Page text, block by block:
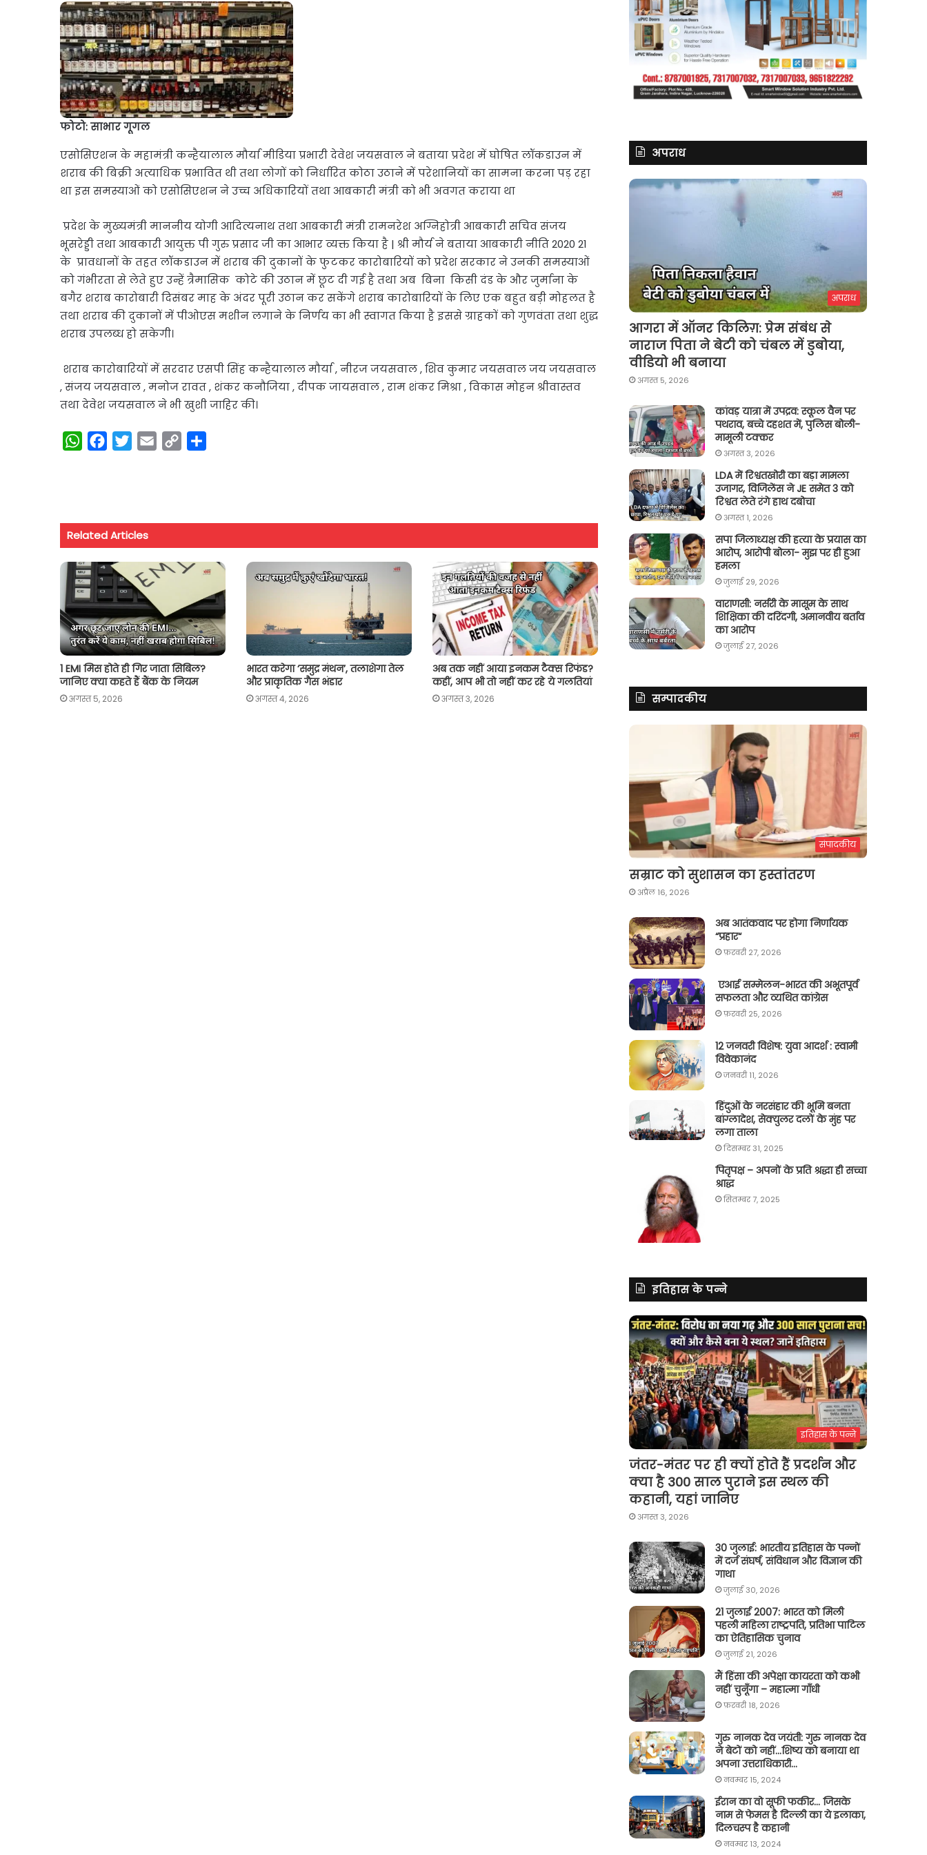
फोटो: साभार गूगल
एसोसिएशन के महामंत्री कन्हैयालाल मौर्या मीडिया प्रभारी देवेश जयसवाल ने बताया प्रदेश में घोषित लॉकडाउन में
शराब की बिक्री अत्याधिक प्रभावित थी तथा लोगों को निर्धारित कोठा उठाने में परेशानियों का सामना करना पड़ रहा
था इस समस्याओं को एसोसिएशन ने उच्च अधिकारियों तथा आबकारी मंत्री को भी अवगत कराया था
प्रदेश के मुख्यमंत्री माननीय योगी आदित्यनाथ तथा आबकारी मंत्री रामनरेश अग्निहोत्री आबकारी सचिव संजय
भूसरेड्डी तथा आबकारी आयुक्त पी गुरु प्रसाद जी का आभार व्यक्त किया है | श्री मौर्य ने बताया आबकारी नीति 2020 21
के प्रावधानों के तहत लॉकडाउन में शराब की दुकानों के फुटकर कारोबारियों को प्रदेश सरकार ने उनकी समस्याओं
को गंभीरता से लेते हुए उन्हें त्रैमासिक कोटे की उठान में छूट दी गई है तथा अब बिना किसी दंड के और जुर्माना के
बगैर शराब कारोबारी दिसंबर माह के अंदर पूरी उठान कर सकेंगे शराब कारोबारियों के लिए एक बहुत बड़ी मोहलत है
तथा शराब की दुकानों में पीओएस मशीन लगाने के निर्णय का भी स्वागत किया है इससे ग्राहकों को गुणवंता तथा शुद्ध
शराब उपलब्ध हो सकेगी।
शराब कारोबारियों में सरदार एसपी सिंह कन्हैयालाल मौर्या , नीरज जयसवाल , शिव कुमार जयसवाल जय जयसवाल
, संजय जयसवाल , मनोज रावत , शंकर कनौजिया , दीपक जायसवाल , राम शंकर मिश्रा , विकास मोहन श्रीवास्तव
तथा देवेश जयसवाल ने भी खुशी जाहिर की।
W
A
p
o
k
e
k
Related Articles
1 EMI मिस होते ही गिर जाता सिबिल?
जानिए क्या कहते हैं बैंक के नियम
अगस्त 5, 2026
भारत करेगा ‘समुद्र मंथन’, तलाशेगा तेल
और प्राकृतिक गैस भंडार
अगस्त 4, 2026
अब तक नहीं आया इनकम टैक्स रिफंड?
कहीं, आप भी तो नहीं कर रहे ये गलतियां
अगस्त 3, 2026
अपराध
अपराध
आगरा में ऑनर किलिग़: प्रेम संबंध से
नाराज पिता ने बेटी को चंबल में डुबोया,
वीडियो भी बनाया
अगस्त 5, 2026
कांवड़ यात्रा में उपद्रव: स्कूल वैन पर
पथराव, बच्चे दहशत में, पुलिस बोली-
मामूली टक्कर
अगस्त 3, 2026
LDA में रिश्वतखोरी का बड़ा मामला
उजागर, विजिलेंस ने JE समेत 3 को
रिश्वत लेते रंगे हाथ दबोचा
अगस्त 1, 2026
सपा जिलाध्यक्ष की हत्या के प्रयास का
आरोप, आरोपी बोला- मुझ पर ही हुआ
हमला
जुलाई 29, 2026
वाराणसी: नर्सरी के मासूम के साथ
शिक्षिका की दरिंदगी, अमानवीय बर्ताव
का आरोप
जुलाई 27, 2026
सम्पादकीय
संपादकीय
सम्राट को सुशासन का हस्तांतरण
अप्रैल 16, 2026
अब आतंकवाद पर होगा निर्णायक
“प्रहार“
फ़रवरी 27, 2026
एआई सम्मेलन-भारत की अभूतपूर्व
सफलता और व्यथित कांग्रेस
फ़रवरी 25, 2026
12 जनवरी विशेष: युवा आदर्श : स्वामी
विवेकानंद
जनवरी 11, 2026
हिंदुओं के नरसंहार की भूमि बनता
बांग्लादेश, सेक्युलर दलों के मुंह पर
लगा ताला
दिसम्बर 31, 2025
पितृपक्ष – अपनों के प्रति श्रद्धा ही सच्चा
श्राद्ध
सितम्बर 7, 2025
इतिहास के पन्ने
इतिहास के पन्ने
जंतर-मंतर पर ही क्यों होते हैं प्रदर्शन और
क्या है 300 साल पुराने इस स्थल की
कहानी, यहां जानिए
अगस्त 3, 2026
30 जुलाई: भारतीय इतिहास के पन्नों
में दर्ज संघर्ष, संविधान और विज्ञान की
गाथा
जुलाई 30, 2026
21 जुलाई 2007: भारत को मिली
पहली महिला राष्ट्रपति, प्रतिभा पाटिल
का ऐतिहासिक चुनाव
जुलाई 21, 2026
मैं हिंसा की अपेक्षा कायरता को कभी
नहीं चुनूँगा – महात्मा गाँधी
फ़रवरी 18, 2026
गुरु नानक देव जयंती: गुरु नानक देव
ने बेटों को नहीं…शिष्य को बनाया था
अपना उत्तराधिकारी…
नवम्बर 15, 2024
ईरान का वो सूफी फकीर… जिसके
नाम से फेमस है दिल्ली का ये इलाका,
दिलचस्प है कहानी
नवम्बर 13, 2024